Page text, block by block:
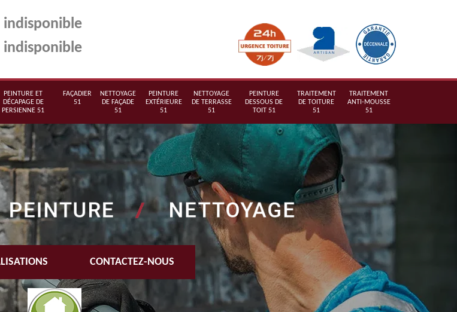
indisponible
indisponible
PEINTURE ET
DÉCAPAGE DE
PERSIENNE 51
FAÇADIER
51
NETTOYAGE
DE FAÇADE
51
PEINTURE
EXTÉRIEURE
51
NETTOYAGE
DE TERRASSE
51
PEINTURE
DESSOUS DE
TOIT 51
TRAITEMENT
DE TOITURE
51
TRAITEMENT
ANTI-MOUSSE
51
CONTACTEZ-NOUS